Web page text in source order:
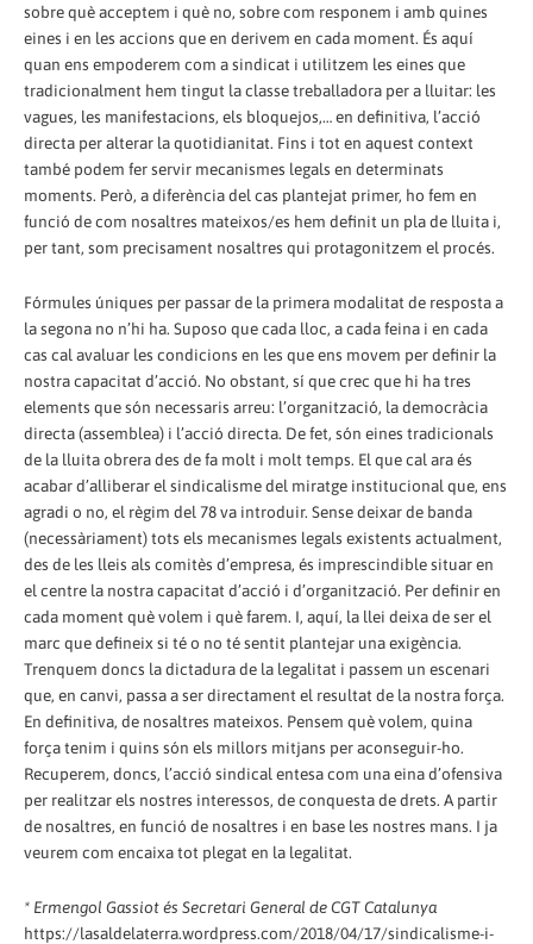
sobre què acceptem i què no, sobre com responem i amb quines
eines i en les accions que en derivem en cada moment. És aquí
quan ens empoderem com a sindicat i utilitzem les eines que
tradicionalment hem tingut la classe treballadora per a lluitar: les
vagues, les manifestacions, els bloquejos,… en definitiva, l’acció
directa per alterar la quotidianitat. Fins i tot en aquest context
també podem fer servir mecanismes legals en determinats
moments. Però, a diferència del cas plantejat primer, ho fem en
funció de com nosaltres mateixos/es hem definit un pla de lluita i,
per tant, som precisament nosaltres qui protagonitzem el procés.
Fórmules úniques per passar de la primera modalitat de resposta a
la segona no n’hi ha. Suposo que cada lloc, a cada feina i en cada
cas cal avaluar les condicions en les que ens movem per definir la
nostra capacitat d’acció. No obstant, sí que crec que hi ha tres
elements que són necessaris arreu: l’organització, la democràcia
directa (assemblea) i l’acció directa. De fet, són eines tradicionals
de la lluita obrera des de fa molt i molt temps. El que cal ara és
acabar d’alliberar el sindicalisme del miratge institucional que, ens
agradi o no, el règim del 78 va introduir. Sense deixar de banda
(necessàriament) tots els mecanismes legals existents actualment,
des de les lleis als comitès d’empresa, és imprescindible situar en
el centre la nostra capacitat d’acció i d’organització. Per definir en
cada moment què volem i què farem. I, aquí, la llei deixa de ser el
marc que defineix si té o no té sentit plantejar una exigència.
Trenquem doncs la dictadura de la legalitat i passem un escenari
que, en canvi, passa a ser directament el resultat de la nostra força.
En definitiva, de nosaltres mateixos. Pensem què volem, quina
força tenim i quins són els millors mitjans per aconseguir-ho.
Recuperem, doncs, l’acció sindical entesa com una eina d’ofensiva
per realitzar els nostres interessos, de conquesta de drets. A partir
de nosaltres, en funció de nosaltres i en base les nostres mans. I ja
veurem com encaixa tot plegat en la legalitat.
* Ermengol Gassiot és Secretari General de CGT Catalunya
https://lasaldelaterra.wordpress.com/2018/04/17/sindicalisme-i-